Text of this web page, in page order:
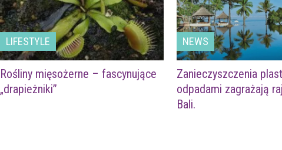
LIFESTYLE
Rośliny mięsożerne – fascynujące
„drapieżniki”
NEWS
Zanieczyszczenia
odpadami zagrażają
Bali.